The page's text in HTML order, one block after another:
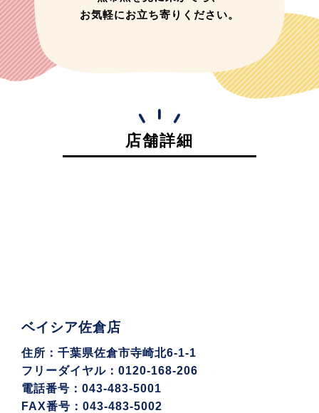
お気軽にお立ち寄りください。
店舗詳細
ベイシア佐倉店
住所：千葉県佐倉市寺崎北6-1-1
フリーダイヤル：0120-168-206
電話番号：043-483-5001
FAX番号：043-483-5002